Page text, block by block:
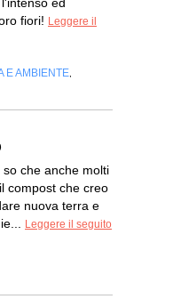
fiori! Leggere il
E AMBIENTE
che anche molti
compost che creo
nuova terra e
Leggere il seguito